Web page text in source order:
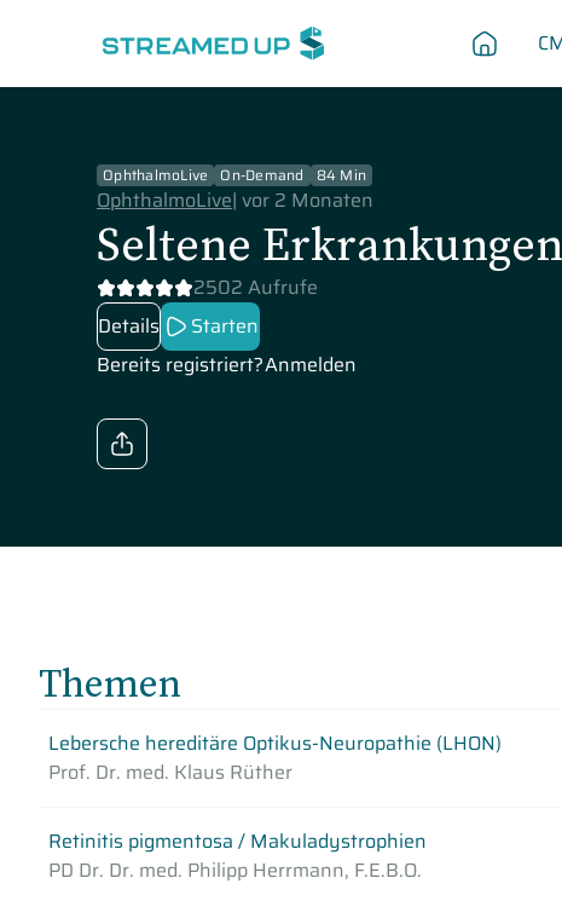
OphthalmoLive On-Demand 84 Min
OphthalmoLive| vor 2 Monaten
Seltene
2502 Aufrufe
Details
Starten
Bereits registriert?Anmelden
Themen
Lebersche hereditäre Optikus-Neuropathie (LHON)
Prof. Dr. med. Klaus Rüther
Retinitis pigmentosa / Makuladystrophien
PD Dr. Dr. med. Philipp Herrmann, F.E.B.O.